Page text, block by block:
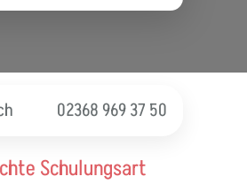
02368 969 37 50
Schulungsart